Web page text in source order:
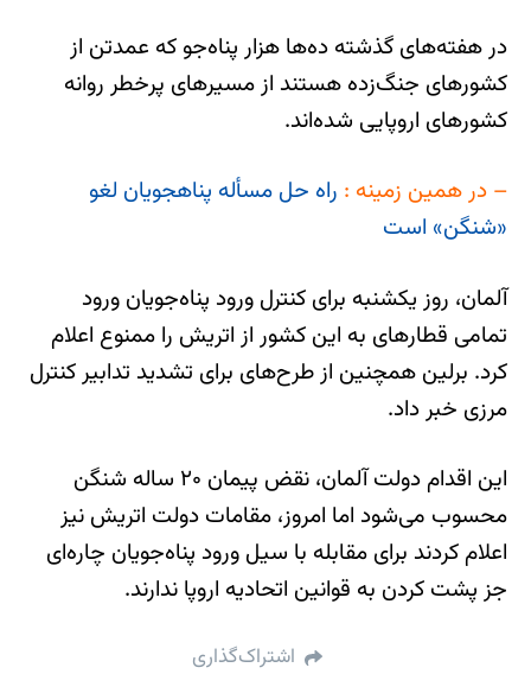
در هفته‌های گذشته ده‌ها هزار پناه‌جو که عمدتن از
کشورهای جنگ‌زده هستند از مسیرهای پرخطر روانه
کشورهای اروپایی شده‌اند.
– در همین زمینه : راه حل مسأله پناهجویان لغو
«شنگن» است
آلمان، روز یکشنبه برای کنترل ورود پناه‌جویان ورود
تمامی قطارهای به این کشور از اتریش را ممنوع اعلام
کرد. برلین همچنین از طرح‌های برای تشدید تدابیر کنترل
مرزی خبر داد.
این اقدام دولت آلمان، نقض پیمان ۲۰ ساله شنگن
محسوب می‌شود اما امروز، مقامات دولت اتریش نیز
اعلام کردند برای مقابله با سیل ورود پناه‌جویان چاره‌ای
جز پشت کردن به قوانین اتحادیه اروپا ندارند.
اشتراک‌گذاری